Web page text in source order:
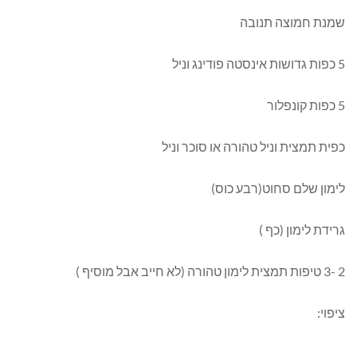
שמנת חמוצה תנובה
5 כפות גדושות אינסטה פודינג וניל
5 כפות קונפלור
כפית תמצית וניל טהורה או סוכר וניל
לימון שלם סחוט(רבע כוס)
גרידת לימון (כף )
2 -3 טיפות תמצית לימון טהורה (לא חייב אבל מוסיף )
ציפוי: